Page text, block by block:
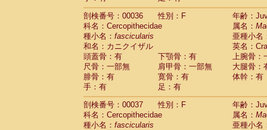
CercopithecidaeTheropithecus
CercopithecidaeMacaca arctoides(3)
Cercopithecidae Macaca assamensis
Cercopithecidae
Macaca
CercopithecidaeMacaca cyclopis (17)
CercopithecidaeMacaca fascicularis
CercopithecidaeMacaca fuscaca
CercopithecidaeMacaca fuscata
CercopithecidaeMacaca fuscata
CercopithecidaeMacaca maura(3)
Cercopithecidae Macaca mulatta(56)
Cercopithecidae Macaca nemestrina(3)
剖検番号：00036
性別：F
年齢：
科名：Cercopithecidae
属名：
種小名： fascicularis
亜種小名
和名：カニクイザル
英名：
頭蓋骨：有
下顎骨：有
上腕骨：
尺骨：一部無
肩甲骨：一部無
大腿骨：
腓骨：有
寛骨：有
体幹：有
手：有
足：有
剖検番号：00037
性別：F
年齢：
科名：Cercopithecidae
属名：
種小名： fascicularis
亜種小名